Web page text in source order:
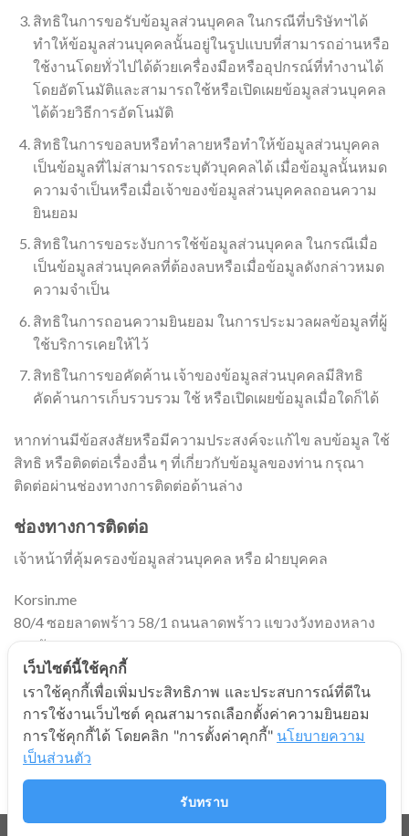
สิทธิในการขอรับข้อมูลส่วนบุคคล ในกรณีที่บริษัทฯได้
ทำให้ข้อมูลส่วนบุคคลนั้นอยู่ในรูปแบบที่สามารถอ่านหรือ
ใช้งานโดยทั่วไปได้ด้วยเครื่องมือหรืออุปกรณ์ที่ทำงานได้
โดยอัตโนมัติและสามารถใช้หรือเปิดเผยข้อมูลส่วนบุคคล
ได้ด้วยวิธีการอัตโนมัติ
สิทธิในการขอลบหรือทำลายหรือทำให้ข้อมูลส่วนบุคคล
เป็นข้อมูลที่ไม่สามารถระบุตัวบุคคลได้ เมื่อข้อมูลนั้นหมด
ความจำเป็นหรือเมื่อเจ้าของข้อมูลส่วนบุคคลถอนความ
ยินยอม
สิทธิในการขอระงับการใช้ข้อมูลส่วนบุคคล ในกรณีเมื่อ
เป็นข้อมูลส่วนบุคคลที่ต้องลบหรือเมื่อข้อมูลดังกล่าวหมด
ความจำเป็น
สิทธิในการถอนความยินยอม ในการประมวลผลข้อมูลที่ผู้
ใช้บริการเคยให้ไว้
สิทธิในการขอคัดค้าน เจ้าของข้อมูลส่วนบุคคลมีสิทธิ
คัดค้านการเก็บรวบรวม ใช้ หรือเปิดเผยข้อมูลเมื่อใดก็ได้
หากท่านมีข้อสงสัยหรือมีความประสงค์จะแก้ไข ลบข้อมูล ใช้
สิทธิ หรือติดต่อเรื่องอื่น ๆ ที่เกี่ยวกับข้อมูลของท่าน กรุณา
ติดต่อผ่านช่องทางการติดต่อด้านล่าง
ช่องทางการติดต่อ
เจ้าหน้าที่คุ้มครองข้อมูลส่วนบุคคล หรือ ฝ่ายบุคคล
Korsin.me
80/4 ซอยลาดพร้าว 58/1 ถนนลาดพร้าว แขวงวังทองหลาง
เขตวังทองหลาง กรุงเทพมหานคร 10310
ประกาศ ณ วันที่ 28 พฤษภาคม 2565
เว็บไซต์นี้ใช้คุกกี้
เราใช้คุกกี้เพื่อเพิ่มประสิทธิภาพ และประสบการณ์ที่ดีใน
การใช้งานเว็บไซต์ คุณสามารถเลือกตั้งค่าความยินยอม
การใช้คุกกี้ได้ โดยคลิก "การตั้งค่าคุกกี้" นโยบายความ
เป็นส่วนตัว
รับทราบ